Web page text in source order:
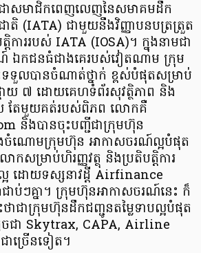
សមាជិកពេញលេញនៃសមាគមដឹក
ជាតិ (IATA) ជាមួយនឹងវិញ្ញាបនបត្រត្រួត
តិការរបស់ IATA (IOSA)។ ក្នុងនាមជា
ឯកជនធំជាងគេរបស់វៀតណាម ក្រុម
ទួលបានចំណាត់ថ្នាក់ ខ្ពស់បំផុតសម្រាប់
ាយ ៧ ដោយគេហទំព័រសុវត្ថិភាព និង
តែមួយគត់របស់ពិភព លោកគឺ
និងបានចុះបញ្ជីជាក្រុមហ៊ុន
ចំណោមក្រុមហ៊ុន អាកាសចរណ៍ល្អបំផុត
សម្រាប់ហិរញ្ញវត្ថុ និងប្រតិបត្តិការ
ដោយទស្សនាវដ្តី Airfinance
ជាប់ៗគ្នា។ ក្រុមហ៊ុនអាកាសចរណ៍នេះ ក៏
ថាជាក្រុមហ៊ុនដឹកជញ្ជូនតម្លៃទាបល្អបំផុត
ជា Skytrax, CAPA, Airline
ាច្រើនទៀត។